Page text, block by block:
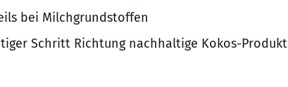
bei Milchgrundstoffen
Schritt Richtung nachhaltige Kokos-